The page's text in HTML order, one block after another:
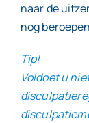
naar de
nog
Tip!
Voldoet u